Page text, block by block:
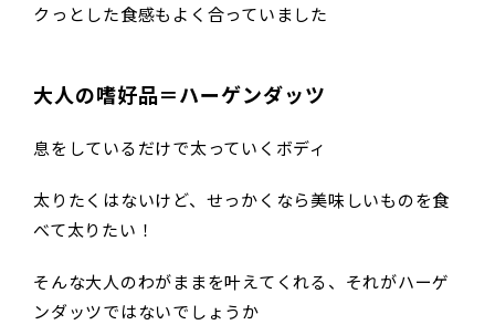
クっとした食感もよく合っていました
大人の嗜好品＝ハーゲンダッツ
息をしているだけで太っていくボディ
太りたくはないけど、せっかくなら美味しいものを食
べて太りたい！
そんな大人のわがままを叶えてくれる、それがハーゲ
ンダッツではないでしょうか